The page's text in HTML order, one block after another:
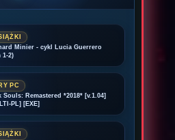
Minier - cykl Lucia Guerrero
1-2)
PC
Souls: Remastered *2018* [v.1.04]
PL] [EXE]